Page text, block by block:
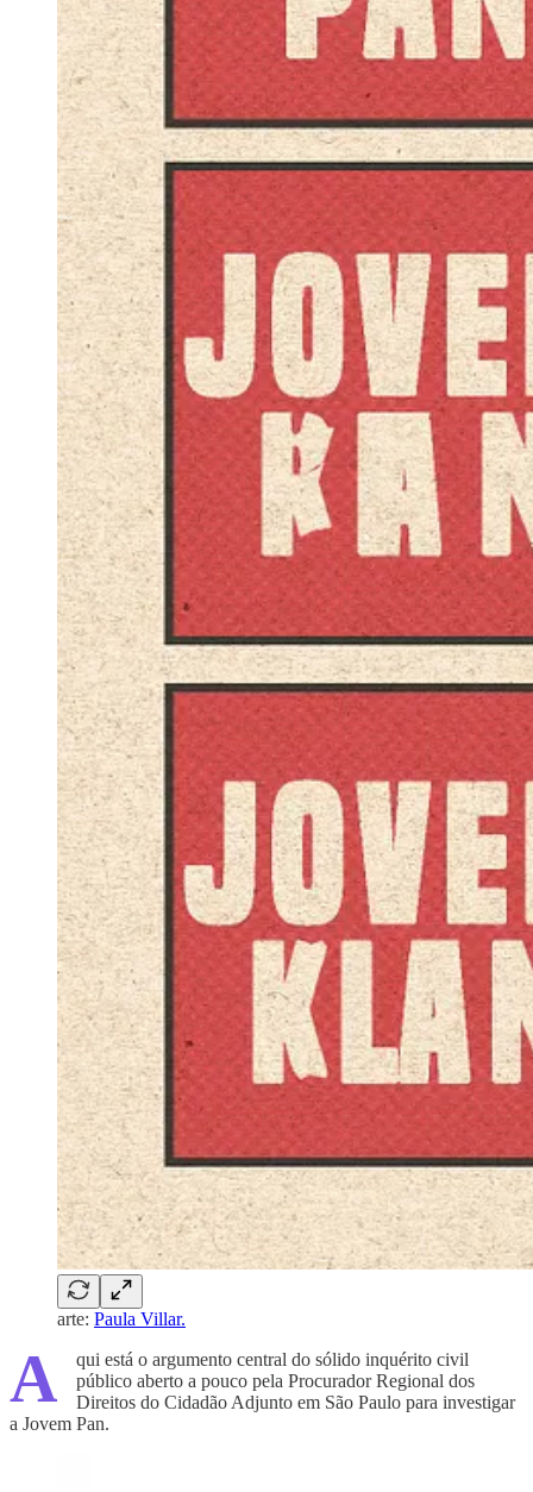
arte: Paula Villar.
A
qui está o argumento central do sólido inquérito civil
público aberto a pouco pela Procurador Regional dos
Direitos do Cidadão Adjunto em São Paulo para investigar
a Jovem Pan.